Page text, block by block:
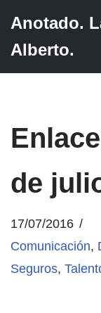
Saltar
Anotado.
Alberto.
de
17/07/2016
Comunicación,
Seguros,